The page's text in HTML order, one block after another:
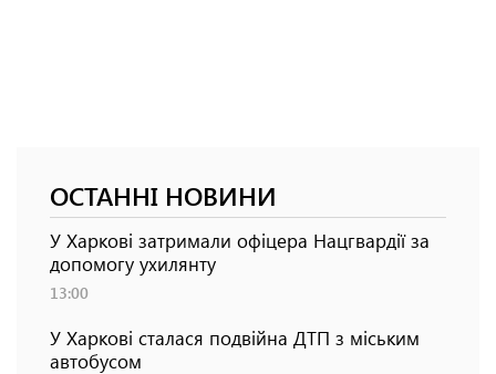
ОСТАННІ НОВИНИ
У Харкові затримали офіцера Нацгвардії за
допомогу ухилянту
13:00
У Харкові сталася подвійна ДТП з міським
автобусом